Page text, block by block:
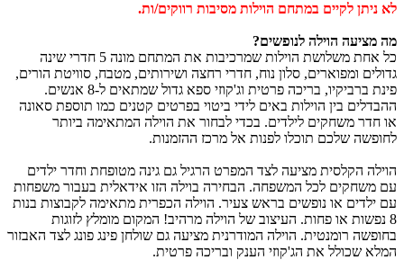
לא ניתן לקיים במתחם הוילות מסיבות רווקים/ות.
מה מציעה הוילה לנופשים?
כל אחת משלושת הוילות שמרכיבות את המתחם מונה 5 חדרי שינה
גדולים ומפוארים, סלון נוח, חדרי רחצה ושירותים, מטבח, סוויטת הורים,
פינת ברביקיו, בריכה פרטית וג'קוזי ספא גדול שמתאים ל-8 אנשים.
ההבדלים בין הוילות באים לידי ביטוי בפרטים קטנים כמו תוספת סאונה
או חדר משחקים לילדים. בכדי לבחור את הוילה המתאימה ביותר
לחופשה שלכם תוכלו לפנות אל מרכז ההזמנות.
הוילה הקלסית מציעה לצד המפרט הרגיל גם גינה מטופחת וחדר ילדים
עם משחקים לכל המשפחה. הבחירה בוילה הזו אידאלית בעבור משפחות
עם ילדים או נופשים בראש צעיר. הוילה הכפרית מתאימה לקבוצות בנות
8 נפשות או פחות. העיצוב של הוילה מרהיב! המקום מומלץ לזוגות
בחופשה רומנטית. הוילה המודרנית מציעה גם שולחן פינג פונג לצד האבזור
המלא שכולל את הג'קוזי הענק ובריכה פרטית.